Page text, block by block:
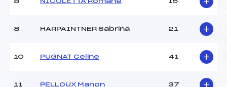
Neige :
DURE
8 NICOLETTA Romane 15
8 HARPAINTNER Sabrina 21
10 PUGNAT Celine 41
11 PELLOUX Manon 37